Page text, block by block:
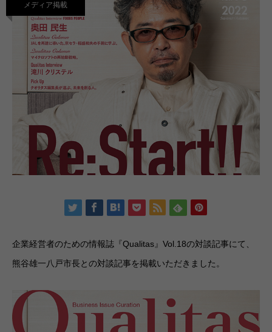
メディア掲載
企業経営者のための情報誌『Qualitas』Vol.18の対談記事にて、
熊谷雄一八戸市長との対談記事を掲載いただきました。